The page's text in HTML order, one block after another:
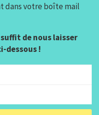
dans votre boîte mail
de nous laisser
dessous !